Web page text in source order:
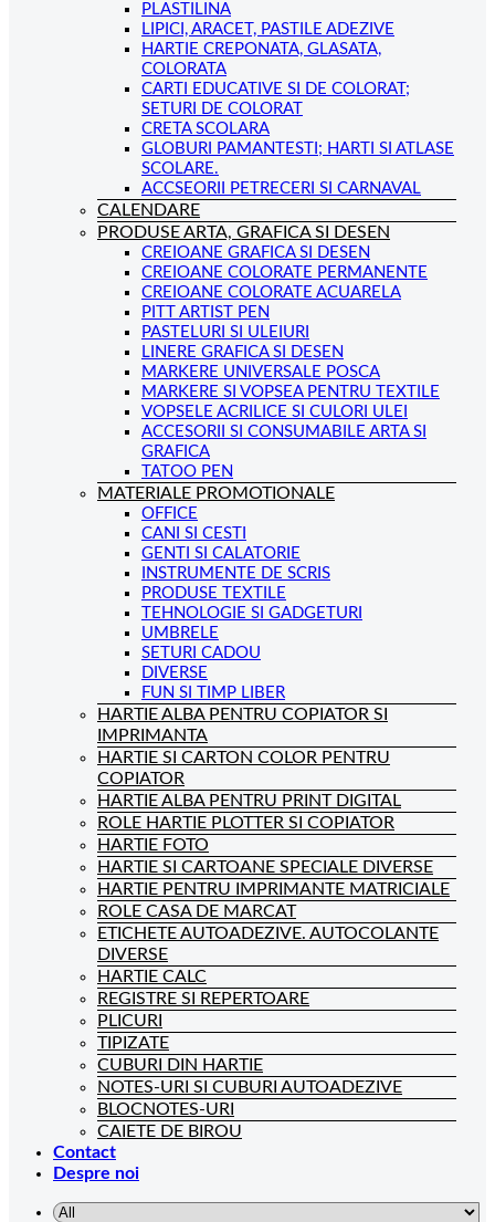
PLASTILINA
LIPICI, ARACET, PASTILE ADEZIVE
HARTIE CREPONATA, GLASATA,
COLORATA
CARTI EDUCATIVE SI DE COLORAT;
SETURI DE COLORAT
CRETA SCOLARA
GLOBURI PAMANTESTI; HARTI SI ATLASE
SCOLARE.
ACCSEORII PETRECERI SI CARNAVAL
CALENDARE
PRODUSE ARTA, GRAFICA SI DESEN
CREIOANE GRAFICA SI DESEN
CREIOANE COLORATE PERMANENTE
CREIOANE COLORATE ACUARELA
PITT ARTIST PEN
PASTELURI SI ULEIURI
LINERE GRAFICA SI DESEN
MARKERE UNIVERSALE POSCA
MARKERE SI VOPSEA PENTRU TEXTILE
VOPSELE ACRILICE SI CULORI ULEI
ACCESORII SI CONSUMABILE ARTA SI
GRAFICA
TATOO PEN
MATERIALE PROMOTIONALE
OFFICE
CANI SI CESTI
GENTI SI CALATORIE
INSTRUMENTE DE SCRIS
PRODUSE TEXTILE
TEHNOLOGIE SI GADGETURI
UMBRELE
SETURI CADOU
DIVERSE
FUN SI TIMP LIBER
HARTIE ALBA PENTRU COPIATOR SI
IMPRIMANTA
HARTIE SI CARTON COLOR PENTRU
COPIATOR
HARTIE ALBA PENTRU PRINT DIGITAL
ROLE HARTIE PLOTTER SI COPIATOR
HARTIE FOTO
HARTIE SI CARTOANE SPECIALE DIVERSE
HARTIE PENTRU IMPRIMANTE MATRICIALE
ROLE CASA DE MARCAT
ETICHETE AUTOADEZIVE. AUTOCOLANTE
DIVERSE
HARTIE CALC
REGISTRE SI REPERTOARE
PLICURI
TIPIZATE
CUBURI DIN HARTIE
NOTES-URI SI CUBURI AUTOADEZIVE
BLOCNOTES-URI
CAIETE DE BIROU
Contact
Despre noi